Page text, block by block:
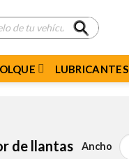
LUBRICANTES
de llantas Ancho